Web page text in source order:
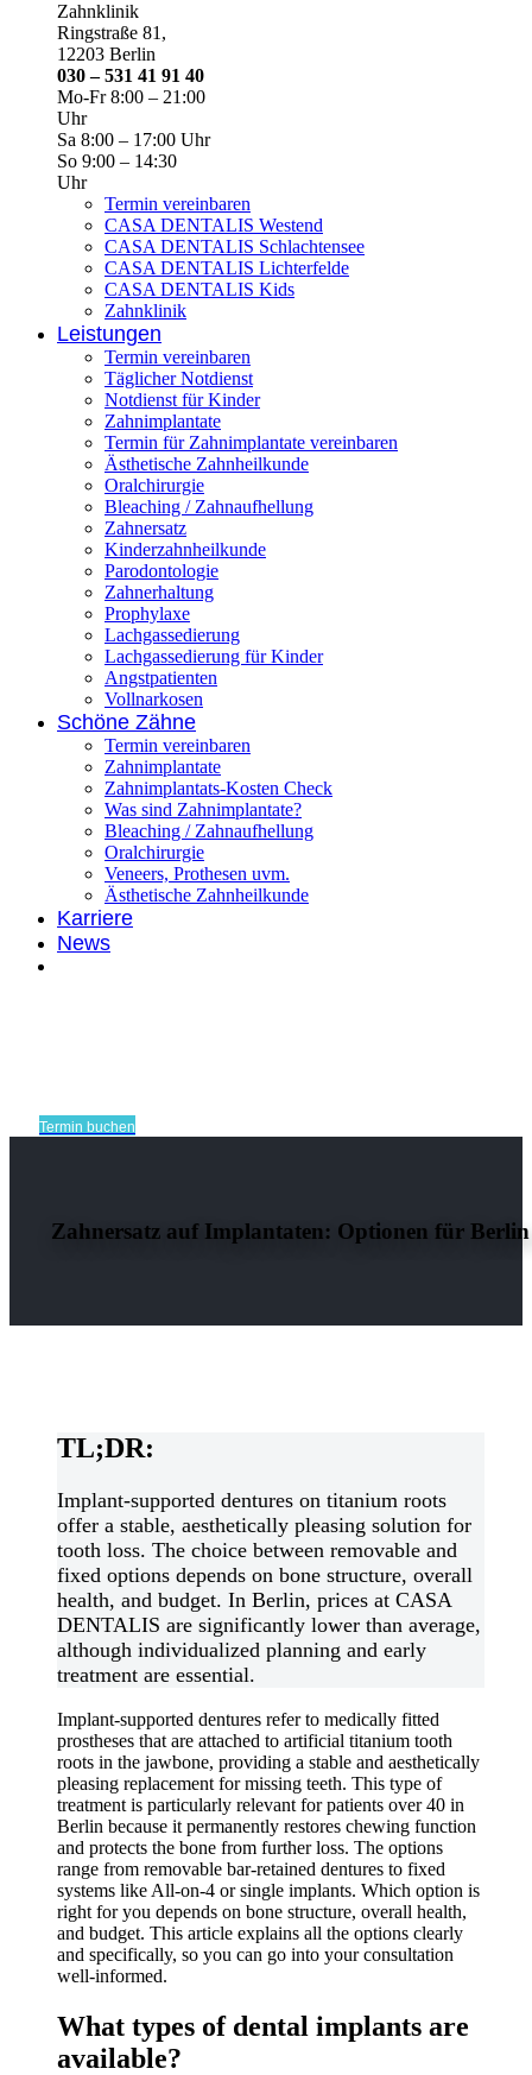
Zahnklinik
Ringstraße 81,
12203 Berlin
030 – 531 41 91 40
Mo-Fr 8:00 – 21:00
Uhr
Sa 8:00 – 17:00 Uhr
So 9:00 – 14:30
Uhr
Termin vereinbaren
CASA DENTALIS Westend
CASA DENTALIS Schlachtensee
CASA DENTALIS Lichterfelde
CASA DENTALIS Kids
Zahnklinik
Leistungen
Termin vereinbaren
Täglicher Notdienst
Notdienst für Kinder
Zahnimplantate
Termin für Zahnimplantate vereinbaren
Ästhetische Zahnheilkunde
Oralchirurgie
Bleaching / Zahnaufhellung
Zahnersatz
Kinderzahnheilkunde
Parodontologie
Zahnerhaltung
Prophylaxe
Lachgassedierung
Lachgassedierung für Kinder
Angstpatienten
Vollnarkosen
Schöne Zähne
Termin vereinbaren
Zahnimplantate
Zahnimplantats-Kosten Check
Was sind Zahnimplantate?
Bleaching / Zahnaufhellung
Oralchirurgie
Veneers, Prothesen uvm.
Ästhetische Zahnheilkunde
Karriere
News
Termin buchen
Zahnersatz auf Implantaten: Optionen für
TL;DR:
Implant-supported dentures on titanium roots
offer a stable, aesthetically pleasing solution for
tooth loss. The choice between removable and
fixed options depends on bone structure, overall
health, and budget. In Berlin, prices at CASA
DENTALIS are significantly lower than average,
although individualized planning and early
treatment are essential.
Implant-supported dentures refer to medically fitted
prostheses that are attached to artificial titanium tooth
roots in the jawbone, providing a stable and aesthetically
pleasing replacement for missing teeth. This type of
treatment is particularly relevant for patients over 40 in
Berlin because it permanently restores chewing function
and protects the bone from further loss. The options
range from removable bar-retained dentures to fixed
systems like All-on-4 or single implants. Which option is
right for you depends on bone structure, overall health,
and budget. This article explains all the options clearly
and specifically, so you can go into your consultation
well-informed.
What types of dental implants are
available?